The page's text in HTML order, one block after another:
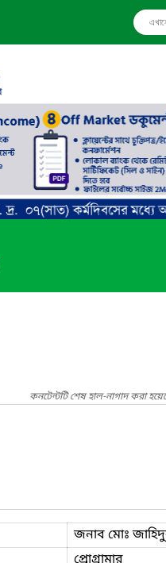
কনটেন্টটি শেষ হাল-নাগাদ করা
জনাব মোঃ